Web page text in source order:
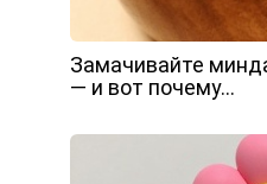
Замачивайте
— и вот почему…